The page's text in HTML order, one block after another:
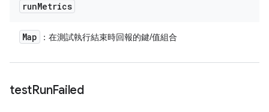
runMetrics
Map ：在測試執行結束時回報的鍵/值組合
testRunFailed